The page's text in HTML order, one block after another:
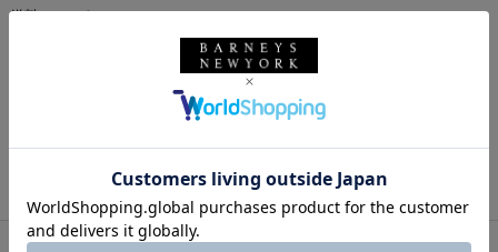
送料について